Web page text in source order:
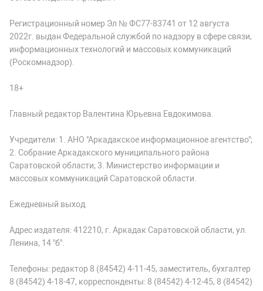
Регистрационный номер Эл № ФС77-83741 от 12 августа
2022г. выдан Федеральной службой по надзору в сфере связи,
информационных технологий и массовых коммуникаций
(Роскомнадзор).
18+
Главный редактор Валентина Юрьевна Евдокимова.
Учредители: 1. АНО "Аркадакское информационное агентство";
2. Собрание Аркадакского муниципального района
Саратовской области; 3. Министерство информации и
массовых коммуникаций Саратовской области.
Ежедневный выход.
Адрес издателя: 412210, г. Аркадак Саратовской области, ул.
Ленина, 14 "б".
Телефоны: редактор 8 (84542) 4-11-45, заместитель, бухгалтер
8 (84542) 4-18-47, корреспонденты: 8 (84542) 4-12-45, 8 (84542)